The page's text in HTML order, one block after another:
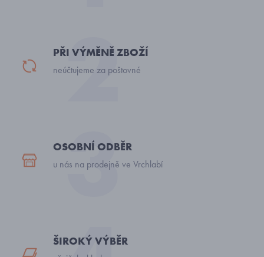
PŘI VÝMĚNĚ ZBOŽÍ
neúčtujeme za poštovné
OSOBNÍ ODBĚR
u nás na prodejně ve Vrchlabí
ŠIROKÝ VÝBĚR